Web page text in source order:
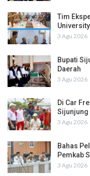
Tim
3 Agu 2026
Bupati
Daerah
3 Agu 2026
Di Car
3 Agu 2026
Bahas
Pemkab
3 Agu 2026